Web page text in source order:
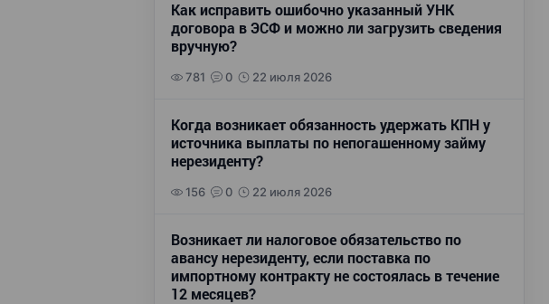
Как исправить ошибочно указанный УНК
договора в ЭСФ и можно ли загрузить сведения
вручную?
781 0 22 июля 2026
Когда возникает обязанность удержать КПН у
источника выплаты по непогашенному займу
нерезиденту?
156 0 22 июля 2026
Возникает ли налоговое обязательство по
авансу нерезиденту, если поставка по
импортному контракту не состоялась в течение
12 месяцев?